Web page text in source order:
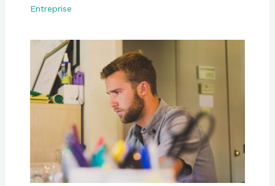
Entreprise